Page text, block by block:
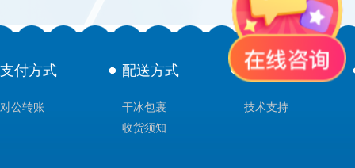
支付方式
对公转账
配送方式
干冰包裹
收货须知
售后服务
技术支持